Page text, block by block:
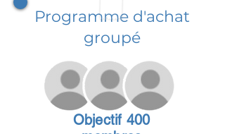
Programme d'achat
groupé
Objectif 400